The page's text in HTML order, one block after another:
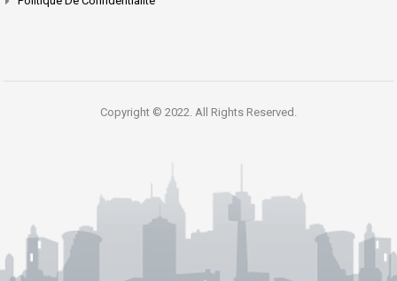
Copyright © 2022. All Rights Reserved.